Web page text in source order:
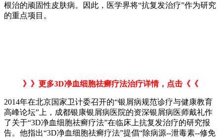
根治的顽固性皮肤病。因此，医学界将“抗复发治疗”作为研究
的重点项目。
》》更多3D净血细胞祛癣疗法治疗详情，点击《《
2014年在北京国家卫计委召开的“银屑病规范诊疗与健康教育
高峰论坛”上，成都银康银屑病医院的资深银屑病医师戴礼作
了关于“3D净血细胞祛癣疗法”在临床上抗复发治疗的研究报
告。他指出“3D净血细胞祛癣疗法”提倡“除病源--泄毒素--修免